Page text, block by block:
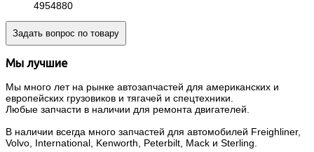
4954880
Задать вопрос по товару
Мы лучшие
Мы много лет на рынке автозапчастей для американских и
европейских грузовиков и тягачей и спецтехники.
Любые запчасти в наличии для ремонта двигателей.
В наличии всегда много запчастей для автомобилей Freighliner,
Volvo, International, Kenworth, Peterbilt, Mack и Sterling.